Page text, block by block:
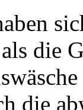
die
die